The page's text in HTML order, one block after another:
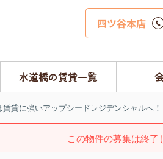
四ツ谷本店
水道橋の賃貸一覧
貸に強いアップシードレジデンシャルへ！
この物件の募集は終了